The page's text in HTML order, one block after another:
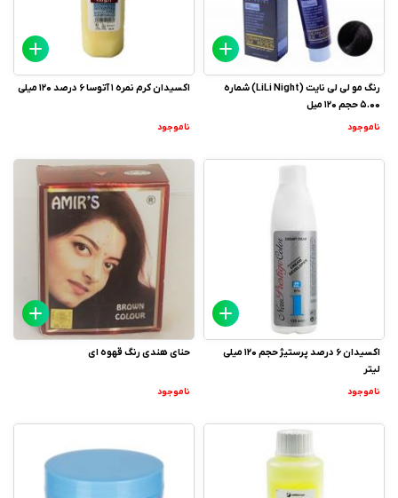
رنگ مو لی لی نایت (LiLi Night) شماره
5.00 حجم 120 میل
ناموجود
اکسیدان کرم نمره 1 آتوسا 6 درصد 120 میلی
ناموجود
اکسیدان 6 درصد پرستیژ حجم 120 میلی
لیتر
ناموجود
حنای هندی رنگ قهوه ای
ناموجود